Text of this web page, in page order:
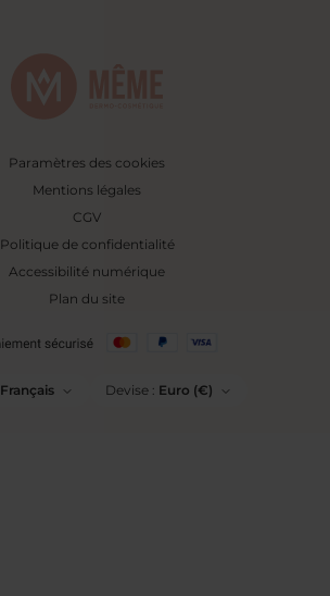
Paramètres des cookies
Mentions légales
CGV
Politique de confidentialité
Accessibilité numérique
Plan du site
Français Devise : Euro (€)